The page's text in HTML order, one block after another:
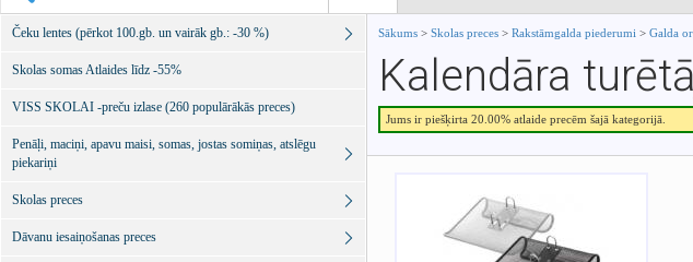
Sākums > Skolas preces > Rakstāmgalda piederumi > Galda
Kalendāra
Jums ir piešķirta 20.00% atlaide precēm šajā kategorijā.
Čeku lentes (pērkot 100.gb. un vairāk gb.: -30 %)
Skolas somas Atlaides līdz -55%
VISS SKOLAI -preču izlase (260 populārākās preces)
Penāļi, maciņi, apavu maisi, somas, jostas somiņas, atslēgu
piekariņi
Skolas preces
Dāvanu iesaiņošanas preces